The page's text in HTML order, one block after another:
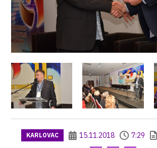
KARLOVAC 15.11.2018 7:29